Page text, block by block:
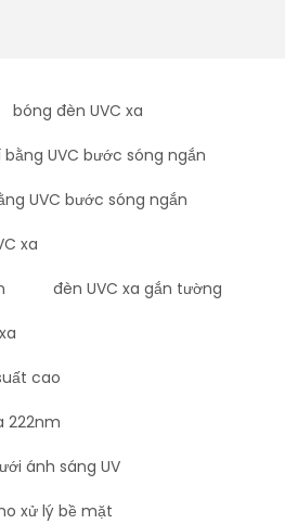
bóng đèn UVC xa
UVC bước sóng ngắn
UVC bước sóng ngắn
xa
đèn UVC xa gắn tường
cao
222nm
ánh sáng UV
xử lý bề mặt